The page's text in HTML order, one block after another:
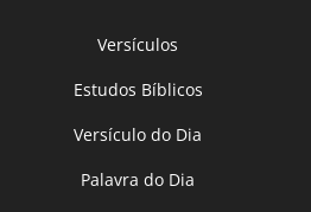
Versículos
Estudos Bíblicos
Versículo do Dia
Palavra do Dia